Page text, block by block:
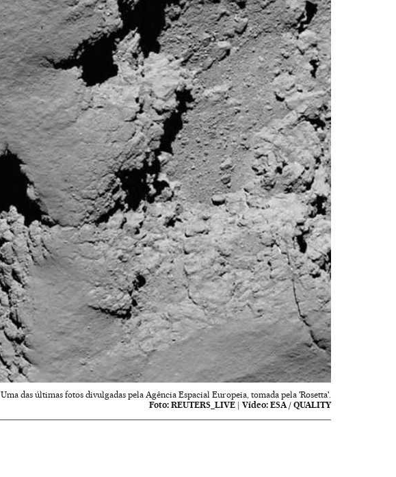
Uma das últimas fotos divulgadas pela Agência Espacial Europeia, tomada pela 'Rosetta'.
Foto: REUTERS_LIVE |Vídeo: ESA / QUALITY